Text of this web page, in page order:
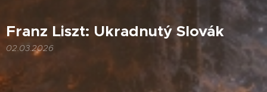
Franz Liszt: Ukradnutý Slovák
02.03.2026